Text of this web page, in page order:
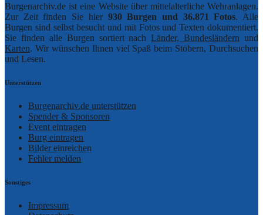
Burgenarchiv.de ist eine Website über mittelalterliche Wehranlagen.
Zur Zeit finden Sie hier 930 Burgen und 36.871 Fotos. Alle
Burgen sind selbst besucht und mit Fotos und Texten dokumentiert.
Sie finden alle Burgen sortiert nachLänder, Bundesländern und
Karten. Wir wünschen Ihnen viel Spaß beim Stöbern, Durchsuchen
und Lesen.
Unterstützen
Burgenarchiv.de unterstützen
Spender & Sponsoren
Event eintragen
Burg eintragen
Bilder einreichen
Fehler melden
Sonstiges
Impressum